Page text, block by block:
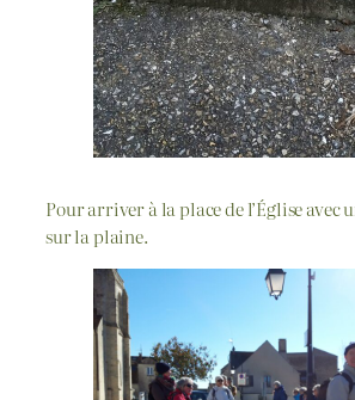
Pour arriver à la place de l’Église avec
sur la plaine.